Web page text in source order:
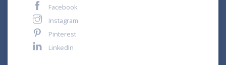
Facebook
Instagram
Pinterest
LinkedIn